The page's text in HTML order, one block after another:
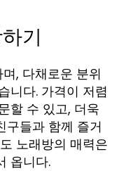
기
, 다채로운 분위
니다. 가격이 저렴
할 수 있고, 더욱
구들과 함께 즐거
노래방의 매력은
옵니다.